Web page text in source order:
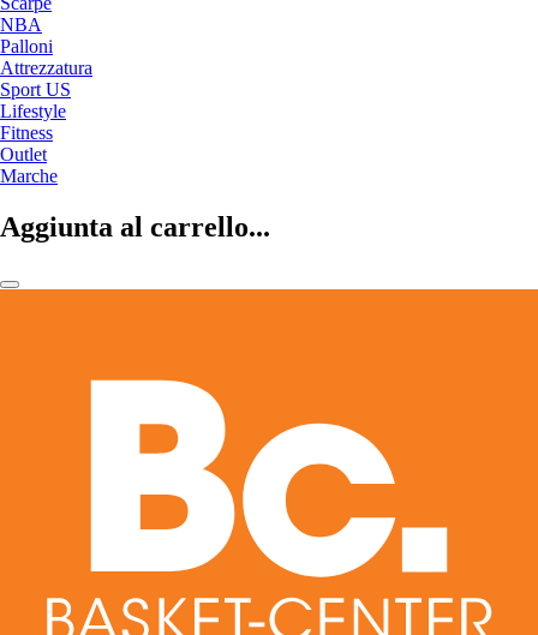
NBA
Palloni
Attrezzatura
Sport US
Lifestyle
Fitness
Outlet
Marche
Aggiunta al carrello...